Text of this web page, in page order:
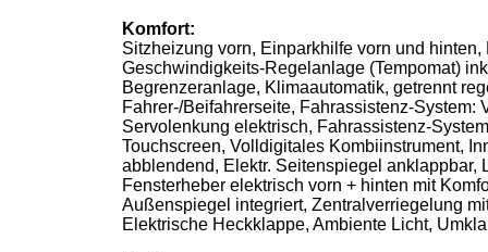
Komfort:
Sitzheizung vorn, Einparkhilfe vorn und
Geschwindigkeits-Regelanlage (Tempomat)
Begrenzeranlage, Klimaautomatik, getrennt
Fahrer-/Beifahrerseite, Fahrassistenz-System:
Servolenkung elektrisch, Fahrassistenz-
Touchscreen, Volldigitales Kombiinstrument,
abblendend, Elektr. Seitenspiegel anklappbar,
Fensterheber elektrisch vorn + hinten mit
Außenspiegel integriert, Zentralverriegelung
Elektrische Heckklappe, Ambiente Licht,